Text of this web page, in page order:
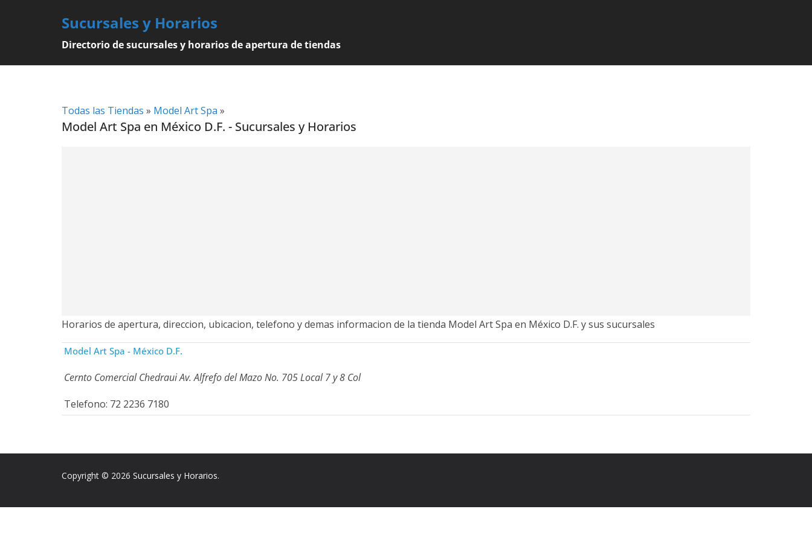
Sucursales y Horarios
Directorio de sucursales y horarios de apertura de tiendas
Todas las Tiendas » Model Art Spa »
Model Art Spa en México D.F. - Sucursales y Horarios
Horarios de apertura, direccion, ubicacion, telefono y demas informacion de la tienda Model Art Spa en México D.F. y sus sucursales
Model Art Spa - México D.F.
Cernto Comercial Chedraui Av. Alfrefo del Mazo No. 705 Local 7 y 8 Col
Telefono: 72 2236 7180
Copyright © 2026 Sucursales y Horarios.